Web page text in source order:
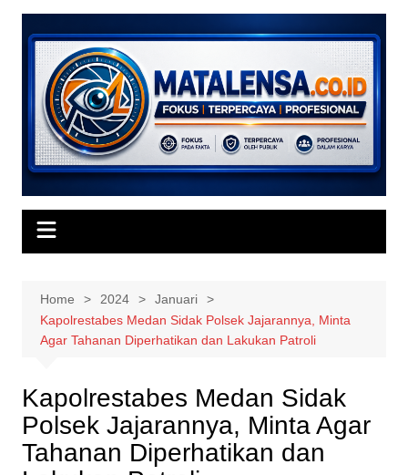
Skip
content
Home 2024
Januari
Kapolrestabes Medan Sidak Polsek Jajarannya, Minta
Agar Tahanan Diperhatikan dan Lakukan Patroli
Kapolrestabes Medan Sidak
Polsek Jajarannya, Minta Agar
Tahanan Diperhatikan dan